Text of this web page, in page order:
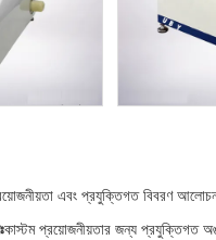
এবং প্রযুক্তিগত বিবরণ
কাস্টম প্রয়োজনীয়তার জন্য প্রযুক্তিগত